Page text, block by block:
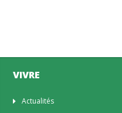
VIVRE
Actualités